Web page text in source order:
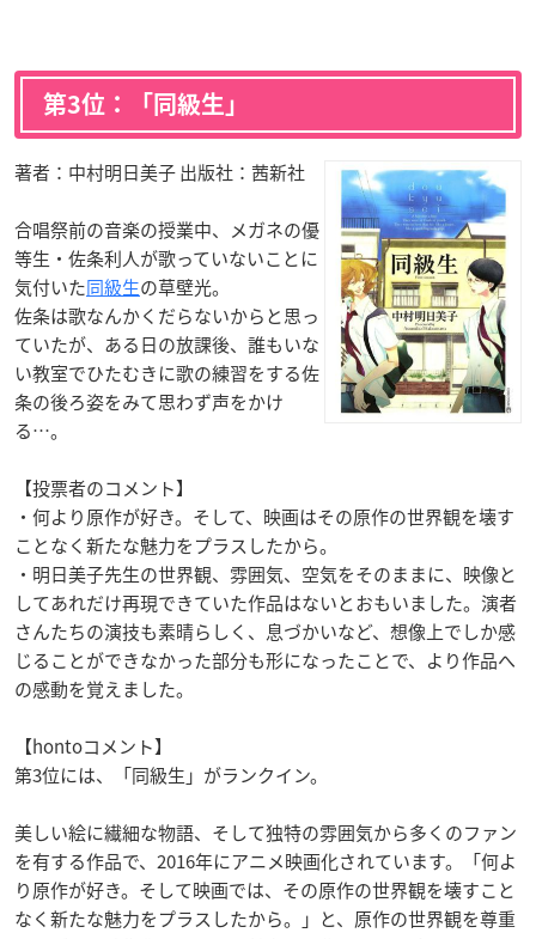
第3位：「同級生」
著者：中村明日美子 出版社：茜新社
合唱祭前の音楽の授業中、メガネの優
等生・佐条利人が歌っていないことに
気付いた同級生の草壁光。
佐条は歌なんかくだらないからと思っ
ていたが、ある日の放課後、誰もいな
い教室でひたむきに歌の練習をする佐
条の後ろ姿をみて思わず声をかけ
る…。
【投票者のコメント】
・何より原作が好き。そして、映画はその原作の世界観を壊す
ことなく新たな魅力をプラスしたから。
・明日美子先生の世界観、雰囲気、空気をそのままに、映像と
してあれだけ再現できていた作品はないとおもいました。演者
さんたちの演技も素晴らしく、息づかいなど、想像上でしか感
じることができなかった部分も形になったことで、より作品へ
の感動を覚えました。
【hontoコメント】
第3位には、「同級生」がランクイン。
美しい絵に繊細な物語、そして独特の雰囲気から多くのファン
を有する作品で、2016年にアニメ映画化されています。「何よ
り原作が好き。そして映画では、その原作の世界観を壊すこと
なく新たな魅力をプラスしたから。」と、原作の世界観を尊重